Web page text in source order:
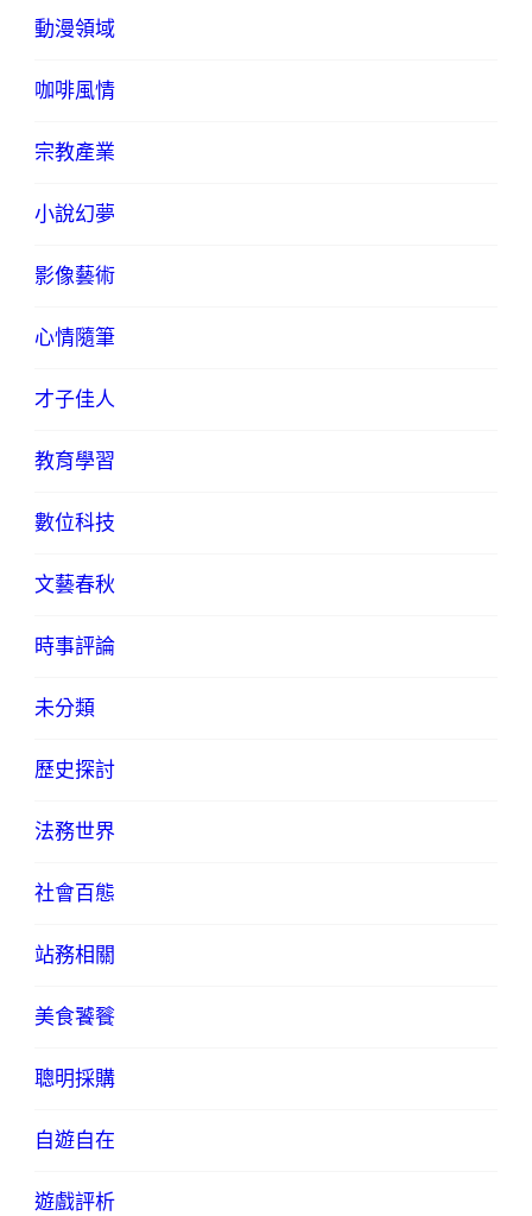
動漫領域
咖啡風情
宗教產業
小說幻夢
影像藝術
心情隨筆
才子佳人
教育學習
數位科技
文藝春秋
時事評論
未分類
歷史探討
法務世界
社會百態
站務相關
美食饕餮
聰明採購
自遊自在
遊戲評析